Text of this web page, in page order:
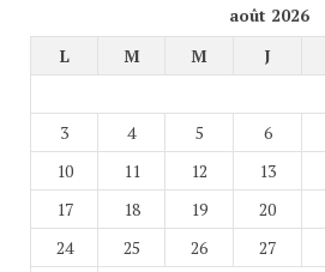
août 2026
L
M M J
3
4 5 6
10
11 12 13
17
18 19 20
24
25 26 27